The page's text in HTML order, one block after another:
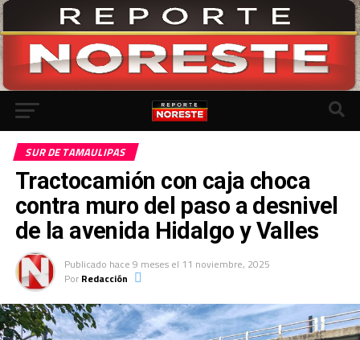
SUR DE TAMAULIPAS
Tractocamión con caja choca
contra muro del paso a desnivel
de la avenida Hidalgo y Valles
Publicado hace 9 meses el 11 noviembre, 2025
Por Redacción
Ir a la versión móvil